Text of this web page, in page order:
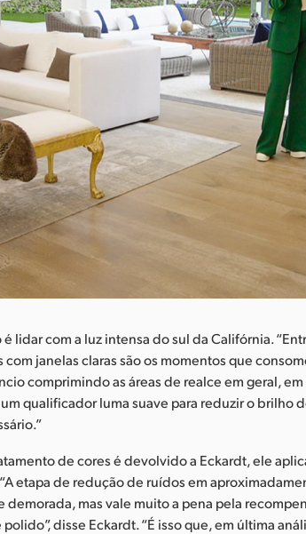
lidar com a luz intensa do sul da Califórnia.
com janelas claras são os momentos que
comprimindo as áreas de realce em geral,
um qualificador luma suave para reduzir o brilho
de cores é devolvido a Eckardt, ele
etapa de redução de ruídos em
demorada, mas vale muito a pena pela
disse Eckardt. “É isso que, em última